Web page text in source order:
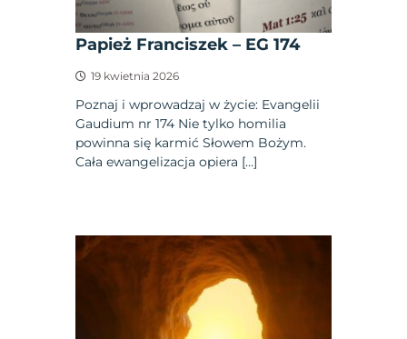
Papież Franciszek – EG 174
19 kwietnia 2026
Poznaj i wprowadzaj w życie: Evangelii
Gaudium nr 174 Nie tylko homilia
powinna się karmić Słowem Bożym.
Cała ewangelizacja opiera […]